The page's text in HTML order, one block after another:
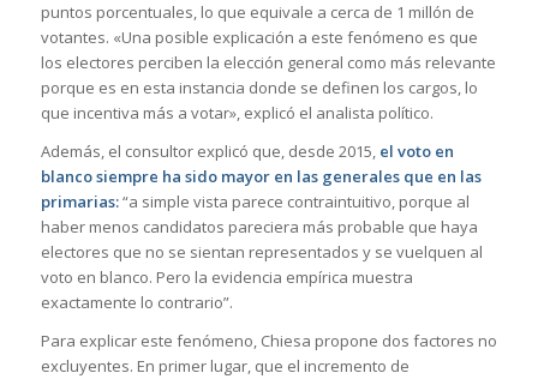
puntos porcentuales, lo que equivale a cerca de 1 millón de
votantes. «Una posible explicación a este fenómeno es que
los electores perciben la elección general como más relevante
porque es en esta instancia donde se definen los cargos, lo
que incentiva más a votar», explicó el analista político.
Además, el consultor explicó que, desde 2015, el voto en
blanco siempre ha sido mayor en las generales que en las
primarias:“a simple vista parece contraintuitivo, porque al
haber menos candidatos pareciera más probable que haya
electores que no se sientan representados y se vuelquen al
voto en blanco. Pero la evidencia empírica muestra
exactamente lo contrario”.
Para explicar este fenómeno, Chiesa propone dos factores no
excluyentes. En primer lugar, que el incremento de